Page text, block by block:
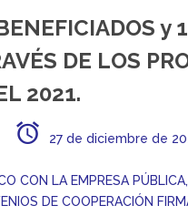
y
DE LOS
2021.
27 de diciembre de
CON LA EMPRESA
DE COOPERACIÓN